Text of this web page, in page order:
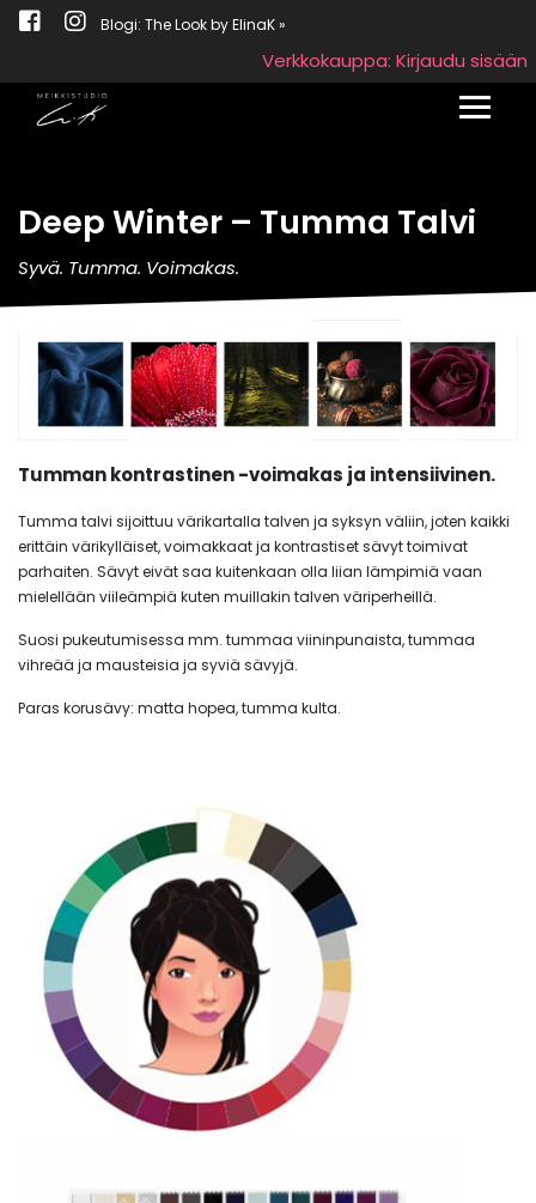
Blogi: The Look by ElinaK »
Verkkokauppa: Kirjaudu sisään
Deep Winter – Tumma Talvi
Syvä. Tumma. Voimakas.
Tumman kontrastinen -voimakas ja intensiivinen.
Tumma talvi sijoittuu värikartalla talven ja syksyn väliin, joten kaikki
erittäin värikylläiset, voimakkaat ja kontrastiset sävyt toimivat
parhaiten. Sävyt eivät saa kuitenkaan olla liian lämpimiä vaan
mielellään viileämpiä kuten muillakin talven väriperheillä.
Suosi pukeutumisessa mm. tummaa viininpunaista, tummaa
vihreää ja mausteisia ja syviä sävyjä.
Paras korusävy: matta hopea, tumma kulta.